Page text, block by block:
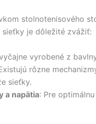
stolnotenisového
je dôležité zvážiť:
vyrobené z
rôzne
sieťky.
a napätia: Pre